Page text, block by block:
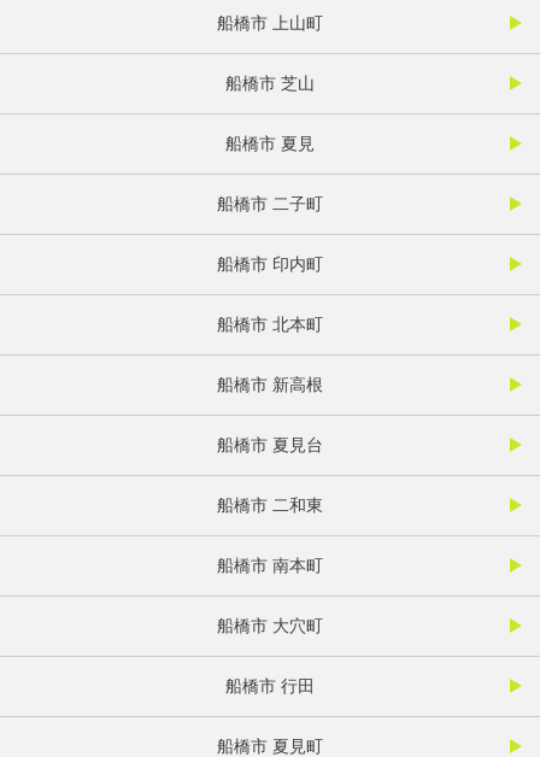
船橋市 上山町
船橋市 芝山
船橋市 夏見
船橋市 二子町
船橋市 印内町
船橋市 北本町
船橋市 新高根
船橋市 夏見台
船橋市 二和東
船橋市 南本町
船橋市 大穴町
船橋市 行田
船橋市 夏見町